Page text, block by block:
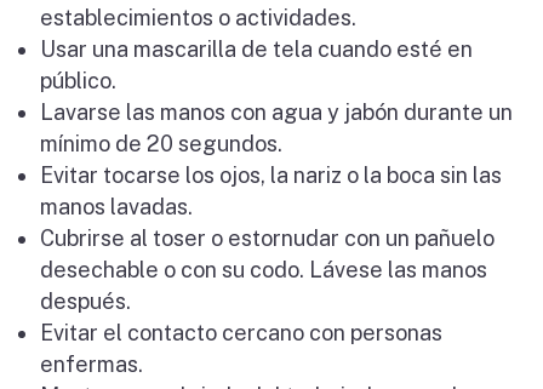
establecimientos o actividades.
Usar una mascarilla de tela cuando esté en
público.
Lavarse las manos con agua y jabón durante un
mínimo de 20 segundos.
Evitar tocarse los ojos, la nariz o la boca sin las
manos lavadas.
Cubrirse al toser o estornudar con un pañuelo
desechable o con su codo. Lávese las manos
después.
Evitar el contacto cercano con personas
enfermas.